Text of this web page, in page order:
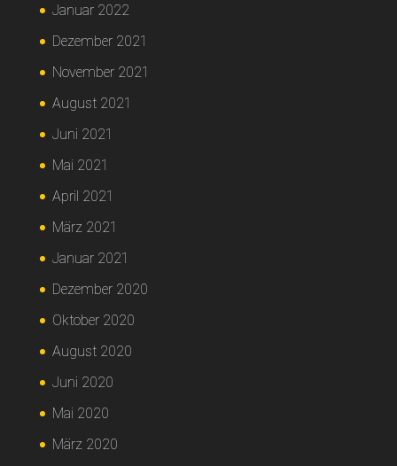
Januar 2022
Dezember 2021
November 2021
August 2021
Juni 2021
Mai 2021
April 2021
März 2021
Januar 2021
Dezember 2020
Oktober 2020
August 2020
Juni 2020
Mai 2020
März 2020